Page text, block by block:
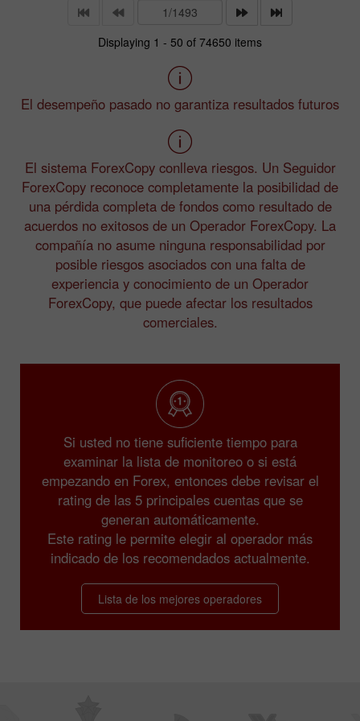
Displaying 1 - 50 of 74650 items
El desempeño pasado no garantiza resultados futuros
El sistema ForexCopy conlleva riesgos. Un Seguidor
ForexCopy reconoce completamente la posibilidad de
una pérdida completa de fondos como resultado de
acuerdos no exitosos de un Operador ForexCopy. La
compañía no asume ninguna responsabilidad por
posible riesgos asociados con una falta de
experiencia y conocimiento de un Operador
ForexCopy, que puede afectar los resultados
comerciales.
Si usted no tiene suficiente tiempo para
examinar la lista de monitoreo o si está
empezando en Forex, entonces debe revisar el
rating de las 5 principales cuentas que se
generan automáticamente.
Este rating le permite elegir al operador más
indicado de los recomendados actualmente.
Lista de los mejores operadores